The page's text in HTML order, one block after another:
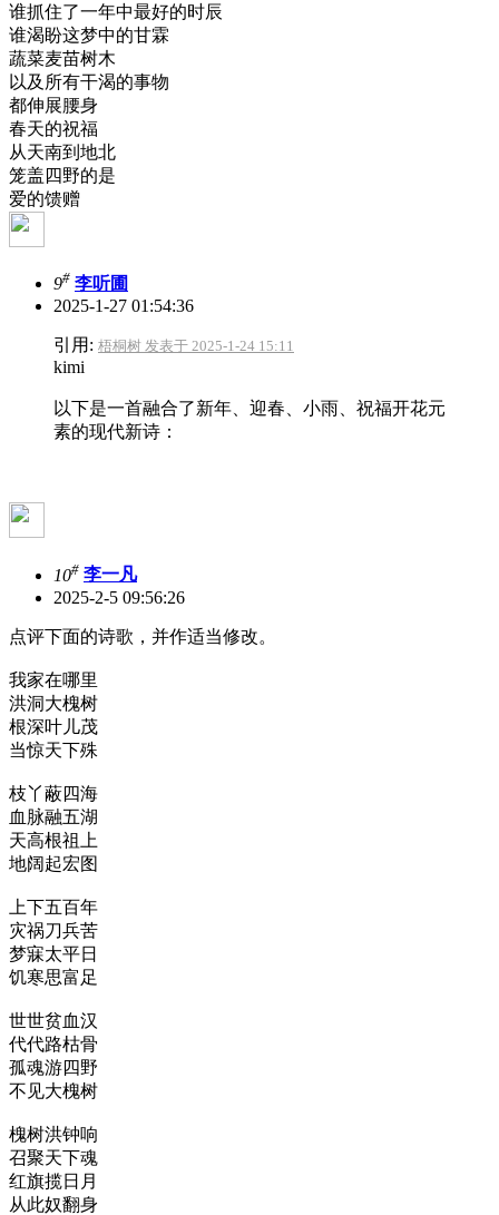
谁抓住了一年中最好的时辰
谁渴盼这梦中的甘霖
蔬菜麦苗树木
以及所有干渴的事物
都伸展腰身
春天的祝福
从天南到地北
笼盖四野的是
爱的馈赠
9# 李听圃
2025-1-27 01:54:36
引用: 梧桐树 发表于 2025-1-24 15:11
kimi
以下是一首融合了新年、迎春、小雨、祝福开花元
素的现代新诗：
10# 李一凡
2025-2-5 09:56:26
点评下面的诗歌，并作适当修改。
我家在哪里
洪洞大槐树
根深叶儿茂
当惊天下殊
枝丫蔽四海
血脉融五湖
天高根祖上
地阔起宏图
上下五百年
灾祸刀兵苦
梦寐太平日
饥寒思富足
世世贫血汉
代代路枯骨
孤魂游四野
不见大槐树
槐树洪钟响
召聚天下魂
红旗揽日月
从此奴翻身